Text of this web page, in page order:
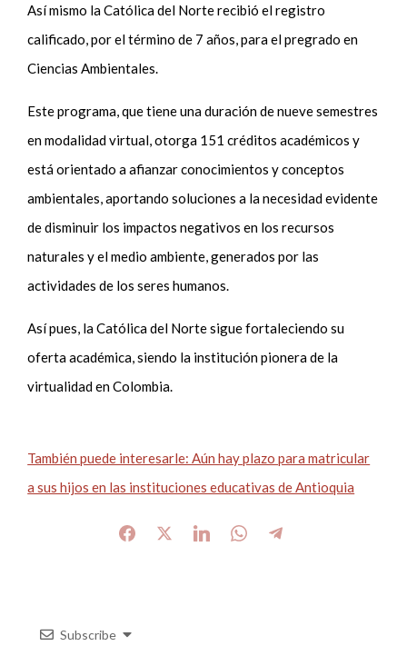
Así mismo la Católica del Norte recibió el registro
calificado, por el término de 7 años, para el pregrado en
Ciencias Ambientales.
Este programa, que tiene una duración de nueve semestres
en modalidad virtual, otorga 151 créditos académicos y
está orientado a afianzar conocimientos y conceptos
ambientales, aportando soluciones a la necesidad evidente
de disminuir los impactos negativos en los recursos
naturales y el medio ambiente, generados por las
actividades de los seres humanos.
Así pues, la Católica del Norte sigue fortaleciendo su
oferta académica, siendo la institución pionera de la
virtualidad en Colombia.
También puede interesarle: Aún hay plazo para matricular
a sus hijos en las instituciones educativas de Antioquia
Subscribe